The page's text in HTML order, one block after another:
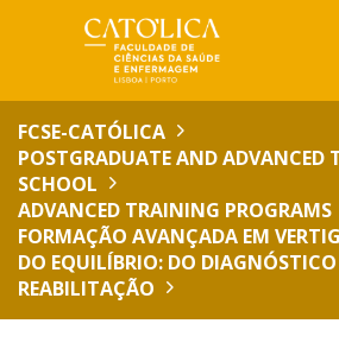
FCSE-CATÓLICA
POSTGRADUATE AND ADVANCED
SCHOOL
ADVANCED TRAINING PROGRAMS
FORMAÇÃO AVANÇADA EM
DO EQUILÍBRIO: DO
REABILITAÇÃO